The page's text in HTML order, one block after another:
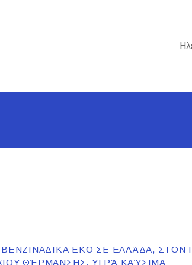
EKO ΣΕ ΕΛΛΆΔΑ,
ΘΈΡΜΑΝΣΗΣ, ΥΓΡΆ ΚΑΎΣΙΜΑ